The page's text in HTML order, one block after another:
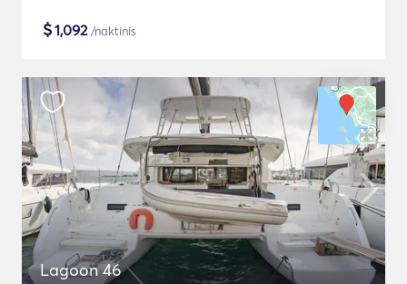
$1,092/naktinis
Lagoon 46